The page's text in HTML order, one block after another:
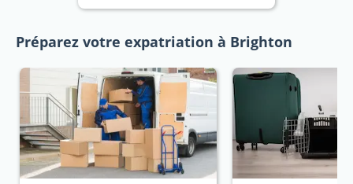
Préparez votre expatriation à Brighton